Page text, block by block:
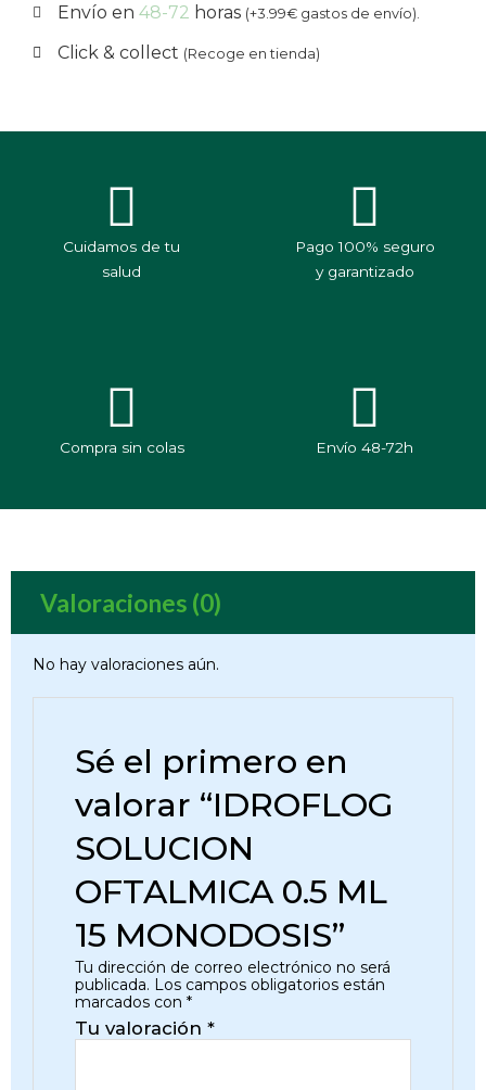
Envío en 48-72 horas (+3.99€ gastos de envío).
Click & collect (Recoge en tienda)
Cuidamos de tu
salud
Pago 100% seguro
y garantizado
Compra sin colas Envío 48-72h
Valoraciones (0)
No hay valoraciones aún.
Sé el primero en
valorar “IDROFLOG
SOLUCION
OFTALMICA 0.5 ML
15 MONODOSIS”
Tu dirección de correo electrónico no será
publicada. Los campos obligatorios están
marcados con*
Tu valoración*